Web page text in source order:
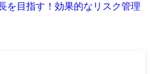
を目指す！効果的なリスク管理